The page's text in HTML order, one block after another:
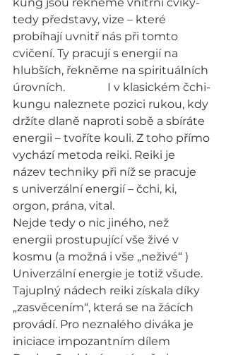
tedy představy, vize – které
probíhají uvnitř nás při tomto
cvičení. Ty pracují s energií na
hlubších, řekněme na spirituálních
úrovních.               I v klasickém čchi-
kungu naleznete pozici rukou, kdy
držíte dlaně naproti sobě a sbíráte
energii – tvoříte kouli. Z toho přímo
vychází metoda reiki. Reiki je
název techniky při níž se pracuje
s univerzální energií – čchi, ki,
orgon, prána, vital.
Nejde tedy o nic jiného, než
energii prostupující vše živé v
kosmu (a možná i vše „neživé“ )
Univerzální energie je totiž všude.
Tajuplný nádech reiki získala díky
„zasvěcením“, která se na žácích
provádí. Pro neznalého diváka je
iniciace impozantním dílem